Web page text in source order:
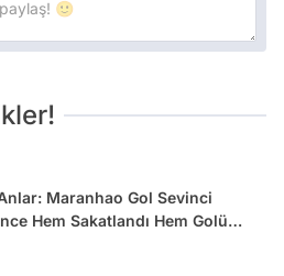
Maranhao Gol Sevinci
Hem Sakatlandı Hem Golü